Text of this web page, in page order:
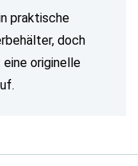
praktische
doch
originelle